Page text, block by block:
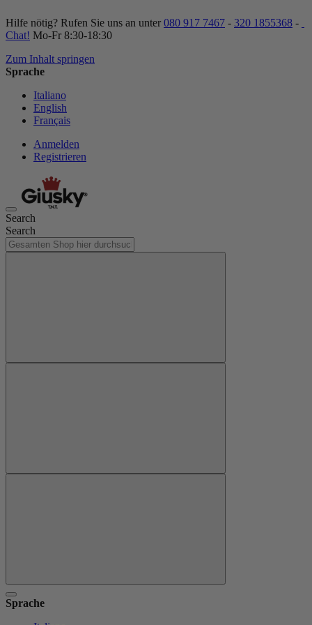
Hilfe nötig? Rufen Sie uns an unter 080 917 7467 - 320 1855368 -
Chat! Mo-Fr 8:30-18:30
Zum Inhalt springen
Sprache
Italiano
English
Français
Anmelden
Registrieren
Search
Search
Sprache